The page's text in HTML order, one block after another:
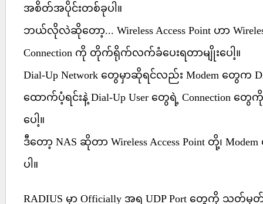
အစိတ်အပိုင်းတစ်ခုပါ။
ဘယ်လိုလဲဆိုတော့... Wireless Access Point ဟာ
Connection ကို တိုက်ရိုက်လက်ခံပေးရတာမျိုးပေါ့။
Dial-Up Network တွေမှာဆိုရင်လည်း Modem တွေက
ထောက်ပံ့ရင်းနဲ့ Dial-Up User တွေရဲ့ Connection တွ
ပေါ့။
ဒီတော့ NAS ဆိုတာ Wireless Access Point တို့၊
ပါ။
RADIUS မှာ Officially အရ UDP Port တွေကို သတ်